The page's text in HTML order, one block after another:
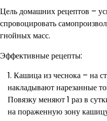
Цель домашних рецептов –
спровоцировать
гнойных масс.
Эффективные рецепты:
Кашица из чеснока – на
накладывают нарезанные
Повязку меняют 1 раз в
на пораженную зону